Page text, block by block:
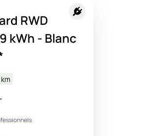
RWD
kWh - Blanc
km